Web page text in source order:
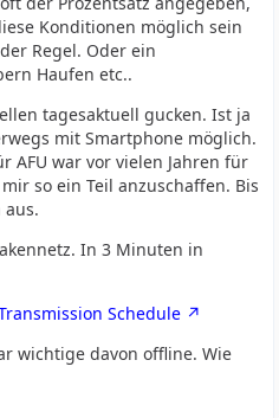
Konditionen möglich sein
Regel. Oder ein
Haufen etc..
tagesaktuell gucken. Ist ja
mit Smartphone möglich.
AFU war vor vielen Jahren für
so ein Teil anzuschaffen. Bis
In 3 Minuten in
Schedule
wichtige davon offline. Wie